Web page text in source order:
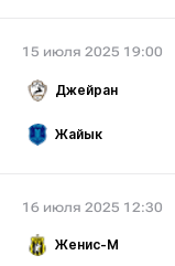
15 июля 2025 19:00
Джейран
Жайык
16 июля 2025 12:30
Женис-М